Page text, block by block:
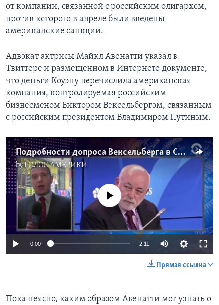
от компании, связанной с российским олигархом,
против которого в апреле были введены
американские санкции.
Адвокат актрисы Майкл Авенатти указал в
Твиттере и размещенном в Интернете документе,
что деньги Коуэну перечислила американская
компания, контролируемая российским
бизнесменом Виктором Вексельбергом, связанным
с российским президентом Владимиром Путиным.
Подробности допроса Вексельберга в США
byГОЛОС АМЕРИКИ
No media source currently available
0:00 2:11
Прямая ссылка
Пока неясно, каким образом Авенатти мог узнать о